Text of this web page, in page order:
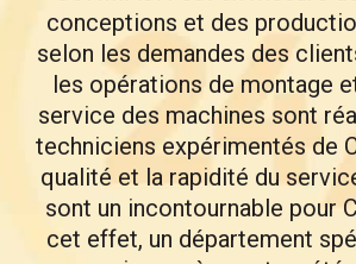
conceptions et des
selon les demandes des
les opérations de montage
service des machines sont
techniciens expérimentés de
qualité et la rapidité du
sont un incontournable pour
cet effet, un département